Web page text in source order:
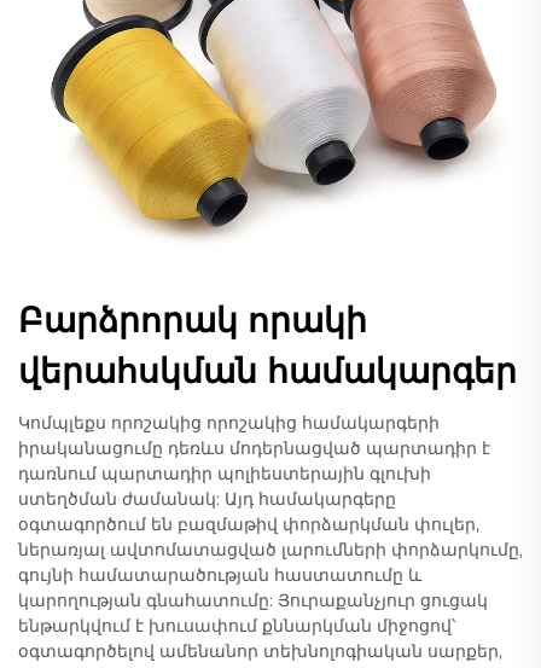
Բարձրորակ որակի
վերահսկման համակարգեր
Կոմպլեքս որոշակից որոշակից համակարգերի
իրականացումը դեռևս մոդերնացված պարտադիր է
դառնում պարտադիր պոլիեստերային գլուխի
ստեղծման ժամանակ: Այդ համակարգերը
օգտագործում են բազմաթիվ փորձարկման փուլեր,
ներառյալ ավտոմատացված լարումների փորձարկումը,
գույնի համատարածության հաստատումը և
կարողության գնահատումը: Յուրաքանչյուր ցուցակ
ենթարկվում է խուսափում քննարկման միջոցով՝
օգտագործելով ամենանոր տեխնոլոգիական սարքեր,